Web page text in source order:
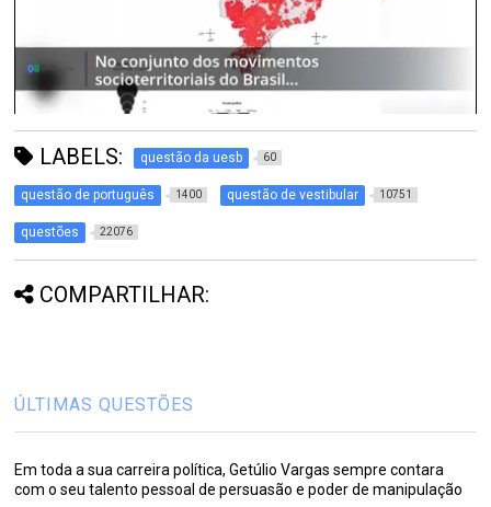
LABELS: questão da uesb 60
questão de português 1400 questão de vestibular 10751
questões 22076
COMPARTILHAR:
ÚLTIMAS QUESTÕES
Em toda a sua carreira política, Getúlio Vargas sempre contara
com o seu talento pessoal de persuasão e poder de manipulação